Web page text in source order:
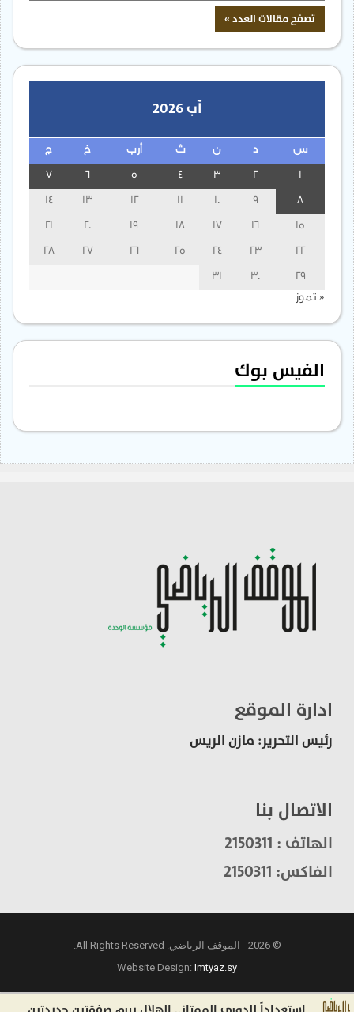
آب 2026
س ن ث أرب خ ج
3
13
14
15
16
17
18
19
20
21
22
23
24
25
26
27
28
29
30
31
« تموز
الفيس بوك
ادارة الموقع
رئيس التحرير: مازن الريس
الاتصال بنا
الهاتف : 2150311
الفاكس: 2150311
© 2026 - الموقف الرياضي. All Rights Reserved.
Website Design:Imtyaz.sy